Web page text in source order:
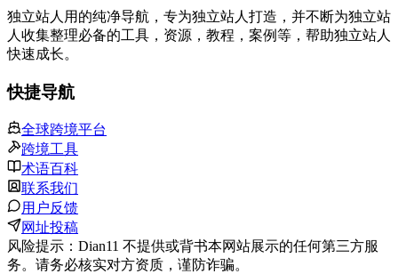
独立站人用的纯净导航，专为独立站人打造，并不断为独立站
人收集整理必备的工具，资源，教程，案例等，帮助独立站人
快速成长。
快捷导航
全球跨境平台
跨境工具
术语百科
联系我们
用户反馈
网址投稿
风险提示：Dian11 不提供或背书本网站展示的任何第三方服
务。请务必核实对方资质，谨防诈骗。